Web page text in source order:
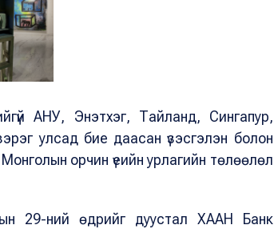
АНУ, Энэтхэг, Тайланд, Сингапур,
улсад бие даасан үзэсгэлэн болон
орчин үеийн урлагийн төлөөлөл
29-ний өдрийг дуустал ХААН Банк